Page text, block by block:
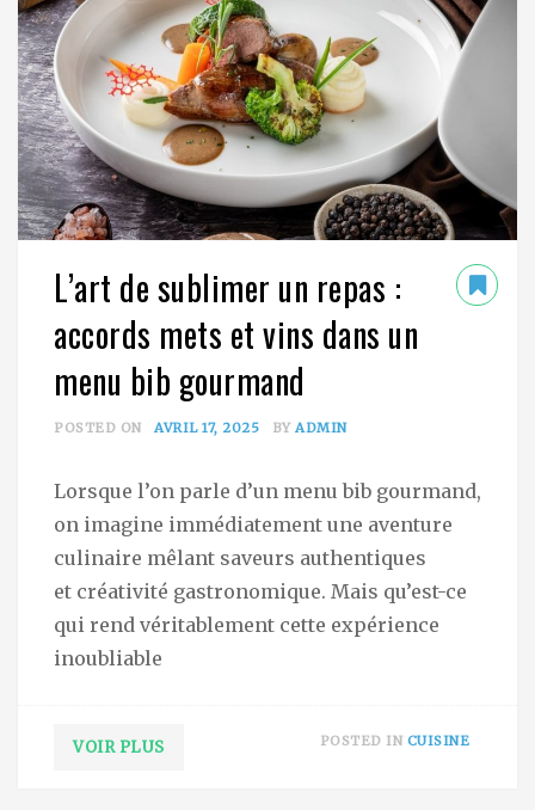
L’art de sublimer un repas :
accords mets et vins dans un
menu bib gourmand
POSTED ON AVRIL 17, 2025 BY ADMIN
Lorsque l’on parle d’un menu bib gourmand,
on imagine immédiatement une aventure
culinaire mêlant saveurs authentiques
et créativité gastronomique. Mais qu’est-ce
qui rend véritablement cette expérience
inoubliable
VOIR PLUS POSTED IN CUISINE